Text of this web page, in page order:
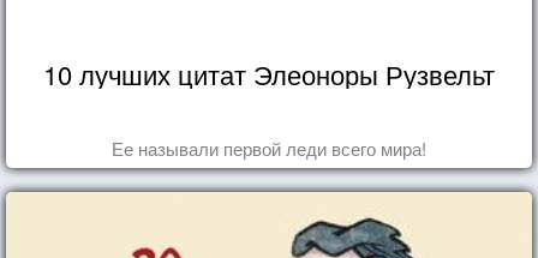
10 лучших цитат Элеоноры Рузвельт
Ее называли первой леди всего мира!